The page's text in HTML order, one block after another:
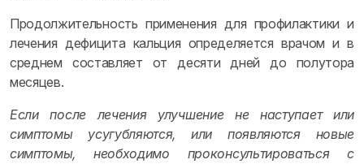
Продолжительность применения для профилактики и
лечения дефицита кальция определяется врачом и в
среднем составляет от десяти дней до полутора
месяцев.
Если после лечения улучшение не наступает или
симптомы усугубляются, или появляются новые
симптомы, необходимо проконсультироваться с